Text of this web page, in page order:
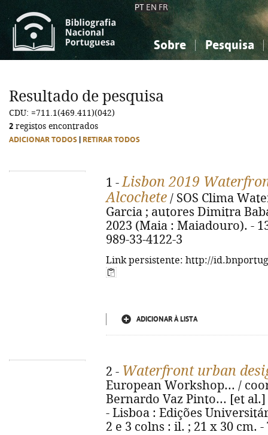
PT EN FR
Sobre Pesquisa
Ciências sociais...
Ciências sociais...
Resultado de pesquisa
CDU: =711.1(469.411)(042)
2 registos encontrados
ADICIONAR TODOS RETIRAR TODOS
1 -Lisbon 2019
Alcochete / SOS Clima
Garcia ; autores Dimitra
2023 (Maia : Maiadouro). -
989-33-4122-3
Link persistente: http://
ADICIONAR À LISTA
2 - Waterfront urban
European Workshop... /
Bernardo Vaz Pinto... [et
- Lisboa : Edições
2 e 3 colns : il. ; 21 x 30 cm.